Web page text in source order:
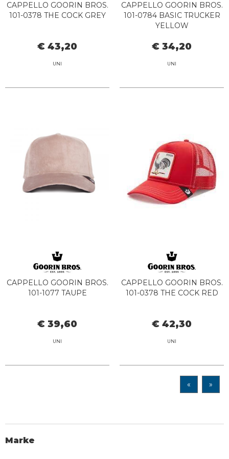
CAPPELLO GOORIN BROS.
101-0378 THE COCK GREY
€ 43,20
UNI
CAPPELLO GOORIN BROS.
101-0784 BASIC TRUCKER
YELLOW
€ 34,20
UNI
CAPPELLO GOORIN BROS.
101-1077 TAUPE
€ 39,60
UNI
CAPPELLO GOORIN BROS.
101-0378 THE COCK RED
€ 42,30
UNI
« »
Marke